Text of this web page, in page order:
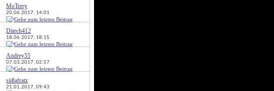
MoTerry
20.06.2017, 14:01
Ditech412
18.06.2017, 18:15
Andrey55
07.03.2017, 02:57
süßafratz
21.01.2017, 09:43